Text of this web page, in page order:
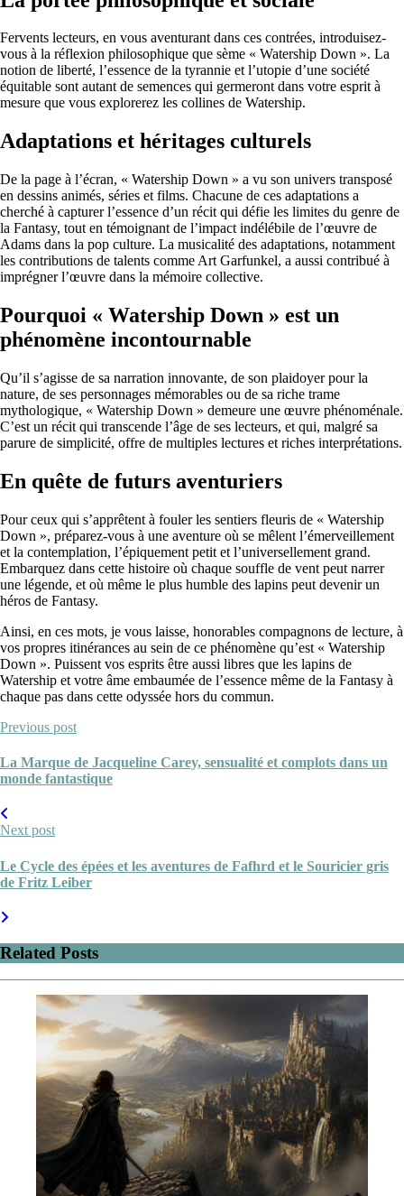
Fervents lecteurs, en vous aventurant dans ces contrées, introduisez-
vous à la réflexion philosophique que sème « Watership Down ». La
notion de liberté, l’essence de la tyrannie et l’utopie d’une société
équitable sont autant de semences qui germeront dans votre esprit à
mesure que vous explorerez les collines de Watership.
Adaptations et héritages culturels
De la page à l’écran, « Watership Down » a vu son univers transposé
en dessins animés, séries et films. Chacune de ces adaptations a
cherché à capturer l’essence d’un récit qui défie les limites du genre de
la Fantasy, tout en témoignant de l’impact indélébile de l’œuvre de
Adams dans la pop culture. La musicalité des adaptations, notamment
les contributions de talents comme Art Garfunkel, a aussi contribué à
imprégner l’œuvre dans la mémoire collective.
Pourquoi « Watership Down » est un
phénomène incontournable
Qu’il s’agisse de sa narration innovante, de son plaidoyer pour la
nature, de ses personnages mémorables ou de sa riche trame
mythologique, « Watership Down » demeure une œuvre phénoménale.
C’est un récit qui transcende l’âge de ses lecteurs, et qui, malgré sa
parure de simplicité, offre de multiples lectures et riches interprétations.
En quête de futurs aventuriers
Pour ceux qui s’apprêtent à fouler les sentiers fleuris de « Watership
Down », préparez-vous à une aventure où se mêlent l’émerveillement
et la contemplation, l’épiquement petit et l’universellement grand.
Embarquez dans cette histoire où chaque souffle de vent peut narrer
une légende, et où même le plus humble des lapins peut devenir un
héros de Fantasy.
Ainsi, en ces mots, je vous laisse, honorables compagnons de lecture, à
vos propres itinérances au sein de ce phénomène qu’est « Watership
Down ». Puissent vos esprits être aussi libres que les lapins de
Watership et votre âme embaumée de l’essence même de la Fantasy à
chaque pas dans cette odyssée hors du commun.
Previous post
La Marque de Jacqueline Carey, sensualité et complots dans un
monde fantastique
Next post
Le Cycle des épées et les aventures de Fafhrd et le Souricier gris
de Fritz Leiber
Related Posts